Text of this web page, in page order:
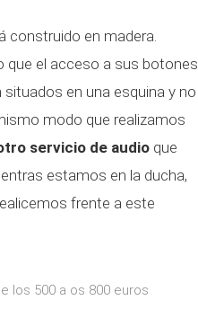
construido en madera.
que el acceso a sus botones
en una esquina y no
modo que realizamos
servicio de audio que
estamos en la ducha,
frente a este
los 500 a os 800 euros